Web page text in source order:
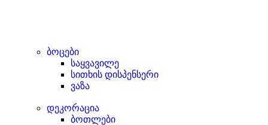
ბოცები
საყვავილე
სითხის დისპენსერი
ვაზა
დეკორაცია
ბოთლები